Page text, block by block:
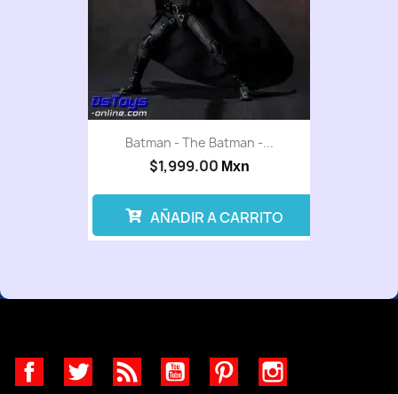
Batman - The Batman -...
$1,999.00 Mxn
AÑADIR A CARRITO
FacebookTwitter Rss YouTube Pinterest